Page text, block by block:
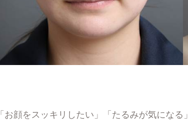
「お顔をスッキリしたい」「たるみが気になる」